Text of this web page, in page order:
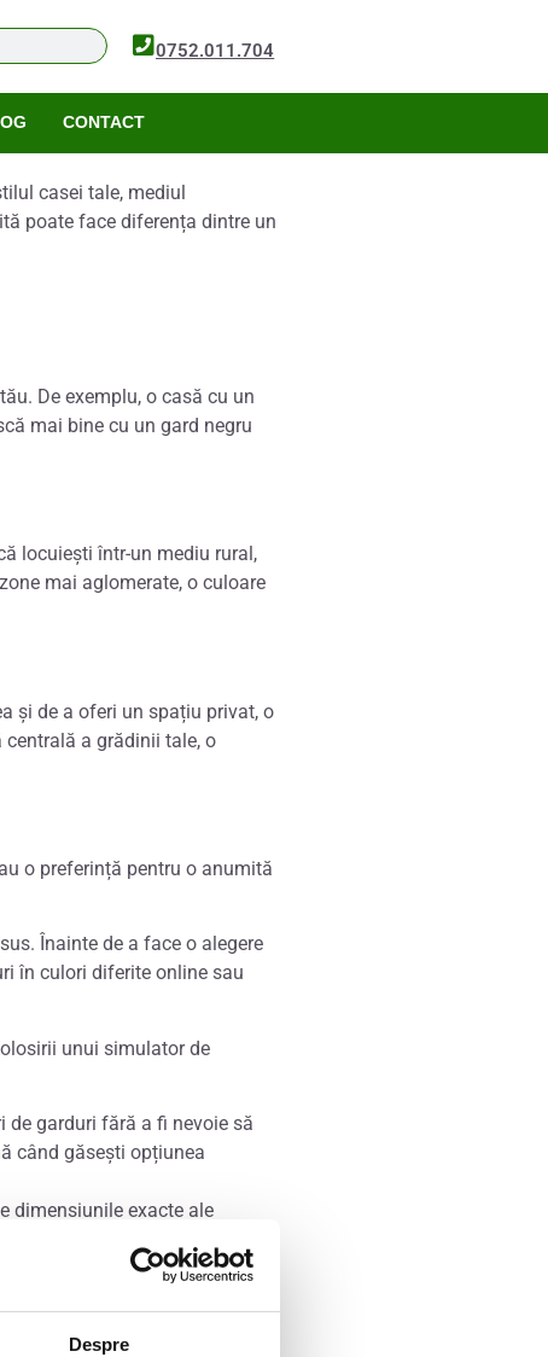
Despre
0752.011.704
CONTACT
casei tale, mediul
poate face diferența dintre un
De exemplu, o casă cu un
mai bine cu un gard negru
locuiești într-un mediu rural,
mai aglomerate, o culoare
și de a oferi un spațiu privat, o
a grădinii tale, o
o preferință pentru o anumită
Înainte de a face o alegere
în culori diferite online sau
unui simulator de
garduri fără a fi nevoie să
când găsești opțiunea
dimensiunile exacte ale
grădinii tale și să vezi cum
gardul pentru a se potrivi cu